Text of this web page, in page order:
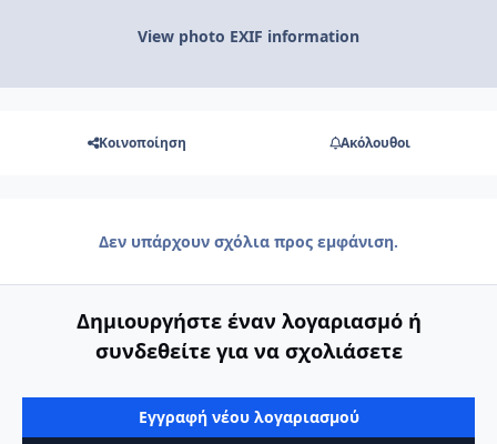
View photo EXIF information
Κοινοποίηση Ακόλουθοι
Δεν υπάρχουν σχόλια προς εμφάνιση.
Δημιουργήστε έναν λογαριασμό ή
συνδεθείτε για να σχολιάσετε
Εγγραφή νέου λογαριασμού